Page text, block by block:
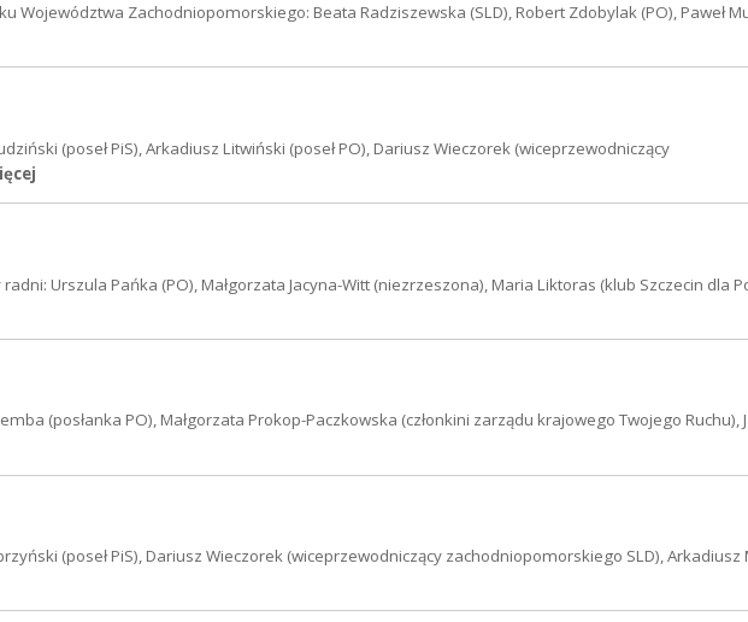
Województwa Zachodniopomorskiego: Beata Radziszewska (SLD), Robert Zdobylak (PO), Paweł
(poseł PiS), Arkadiusz Litwiński (poseł PO), Dariusz Wieczorek (wiceprzewodniczący
Urszula Pańka (PO), Małgorzata Jacyna-Witt (niezrzeszona), Maria Liktoras (klub Szczecin dla
(posłanka PO), Małgorzata Prokop-Paczkowska (członkini zarządu krajowego Twojego Ruchu),
(poseł PiS), Dariusz Wieczorek (wiceprzewodniczący zachodniopomorskiego SLD), Arkadiusz